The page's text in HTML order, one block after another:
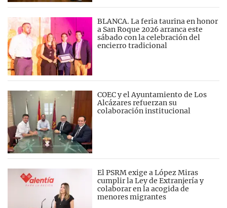
BLANCA. La feria taurina en honor
a San Roque 2026 arranca este
sábado con la celebración del
encierro tradicional
COEC y el Ayuntamiento de Los
Alcázares refuerzan su
colaboración institucional
El PSRM exige a López Miras
cumplir la Ley de Extranjería y
colaborar en la acogida de
menores migrantes